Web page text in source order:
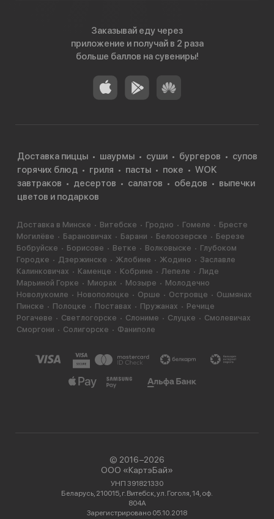
Заказывай еду через
приложение и получай в 2 раза
больше баллов на сувениры!
Доставка пиццы шаурмы суши бургеров
супов
горячих блюд
гриля пасты поке
WOK
завтраков
десертов салатов обедов
выпечки
цветов и подарков
Доставка в Минске Витебске Гродно Гомеле
Бресте
Могилёве
Барановичах Барани Белоозерске
Березе
Бобруйске
Борисове Ветке Волковыске
Глубоком
Городке
Дзержинске Жлобине Жодино
Заславле
Калинковичах
Каменце Кобрине Лепеле
Лиде
Марьиной Горке
Миорах Мозыре
Молодечно
Новолукомле
Новополоцке Орше Островце
Ошмянах
Пинске
Полоцке Поставах Пружанах
Речице
Рогачеве
Светлогорске Слониме Слуцке
Смолевичах
Сморгони
Солигорске Фаниполе
© 2016−2026
ООО «КартэБай»
УНП 391821330
Беларусь, 210015, г. Витебск, ул. Гоголя, 14, оф.
804А
Зарегистрировано 05.10.2018